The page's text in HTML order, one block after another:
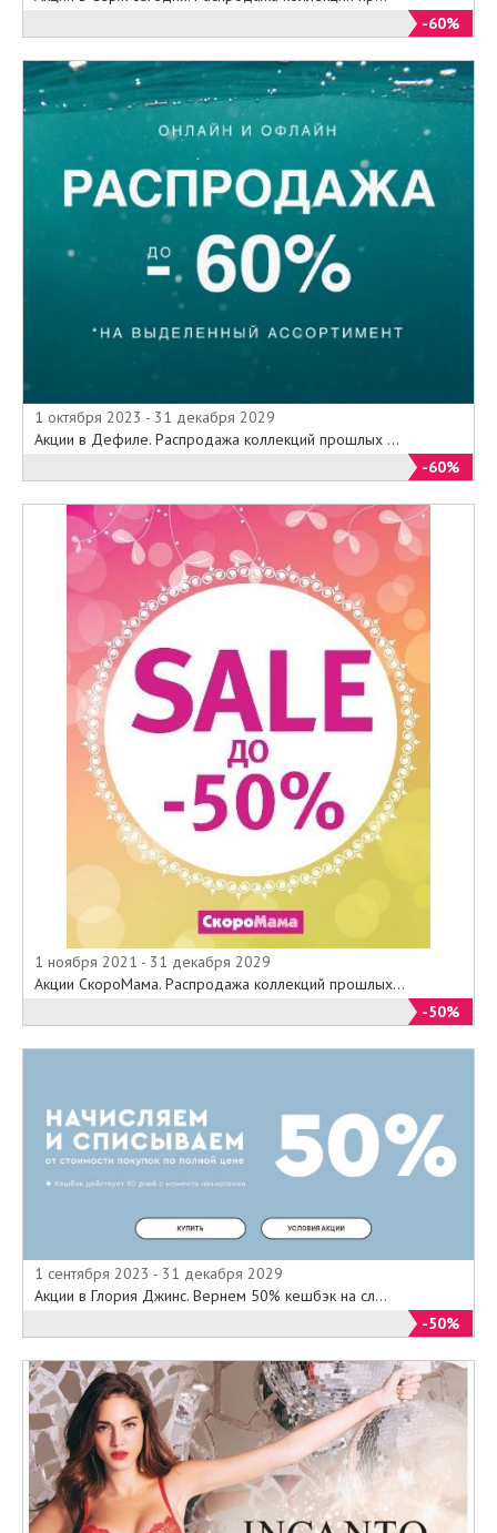
-60%
1 октября 2023 - 31 декабря 2029
Акции в Дефиле. Распродажа коллекций прошлых ...
-60%
1 ноября 2021 - 31 декабря 2029
Акции СкороМама. Распродажа коллекций прошлых...
-50%
1 сентября 2023 - 31 декабря 2029
Акции в Глория Джинс. Вернем 50% кешбэк на сл...
-50%